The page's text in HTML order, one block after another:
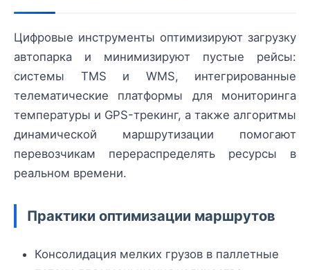
Цифровые инструменты оптимизируют загрузку
автопарка и минимизируют пустые рейсы:
системы TMS и WMS, интегрированные
телематические платформы для мониторинга
температуры и GPS-трекинг, а также алгоритмы
динамической маршрутизации помогают
перевозчикам перераспределять ресурсы в
реальном времени.
Практики оптимизации маршрутов
Консолидация мелких грузов в паллетные